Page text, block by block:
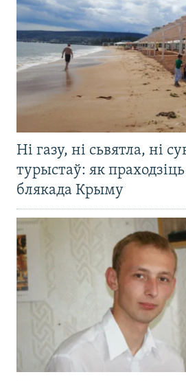
Ні газу, ні сьвятла, ні
турыстаў: як
блякада Крыму